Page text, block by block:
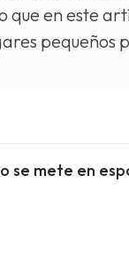
que en este
pequeños
se mete en